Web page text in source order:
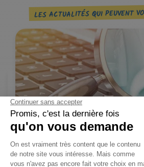
LES ACTUALITÉS QUI PEUVENT
PROTECTION SOCIALE
13/10/2025
Maire employeur : les
proactive - 1 sur 3